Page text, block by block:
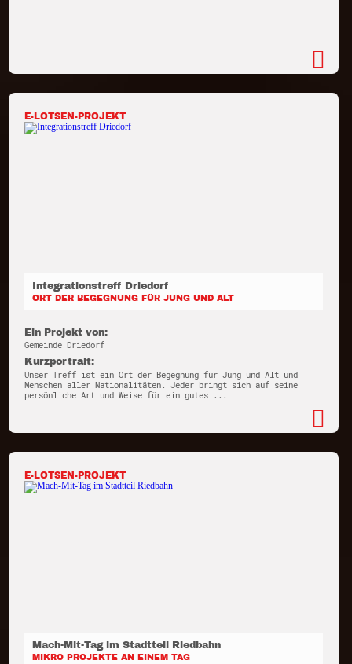
E-LOTSEN-PROJEKT
Integrationstreff Driedorf
ORT DER BEGEGNUNG FÜR JUNG UND ALT
Ein Projekt von:
Gemeinde Driedorf
Kurzportrait:
Unser Treff ist ein Ort der Begegnung für Jung und Alt und
Menschen aller Nationalitäten. Jeder bringt sich auf seine
persönliche Art und Weise für ein gutes ...
E-LOTSEN-PROJEKT
Mach-Mit-Tag im Stadtteil Riedbahn
MIKRO-PROJEKTE AN EINEM TAG